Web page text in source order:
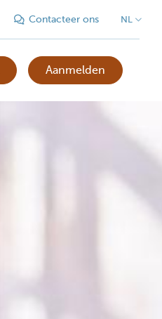
Contacteer ons NL
Aanmelden